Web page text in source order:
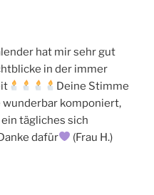
hat mir sehr gut
in der immer
Deine Stimme
wunderbar komponiert,
tägliches sich
dafür (Frau H.)